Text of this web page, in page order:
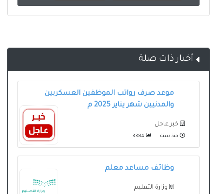
أخبار ذات صلة
موعد صرف رواتب الموظفين العسكريين
والمدنيين شهر يناير 2025 م
خبر عاجل
منذ سنة
وظائف مساعد معلم
وزارة التعليم